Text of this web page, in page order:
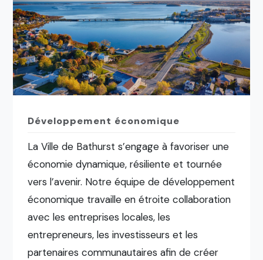
Développement économique
La Ville de Bathurst s’engage à favoriser une
économie dynamique, résiliente et tournée
vers l’avenir. Notre équipe de développement
économique travaille en étroite collaboration
avec les entreprises locales, les
entrepreneurs, les investisseurs et les
partenaires communautaires afin de créer